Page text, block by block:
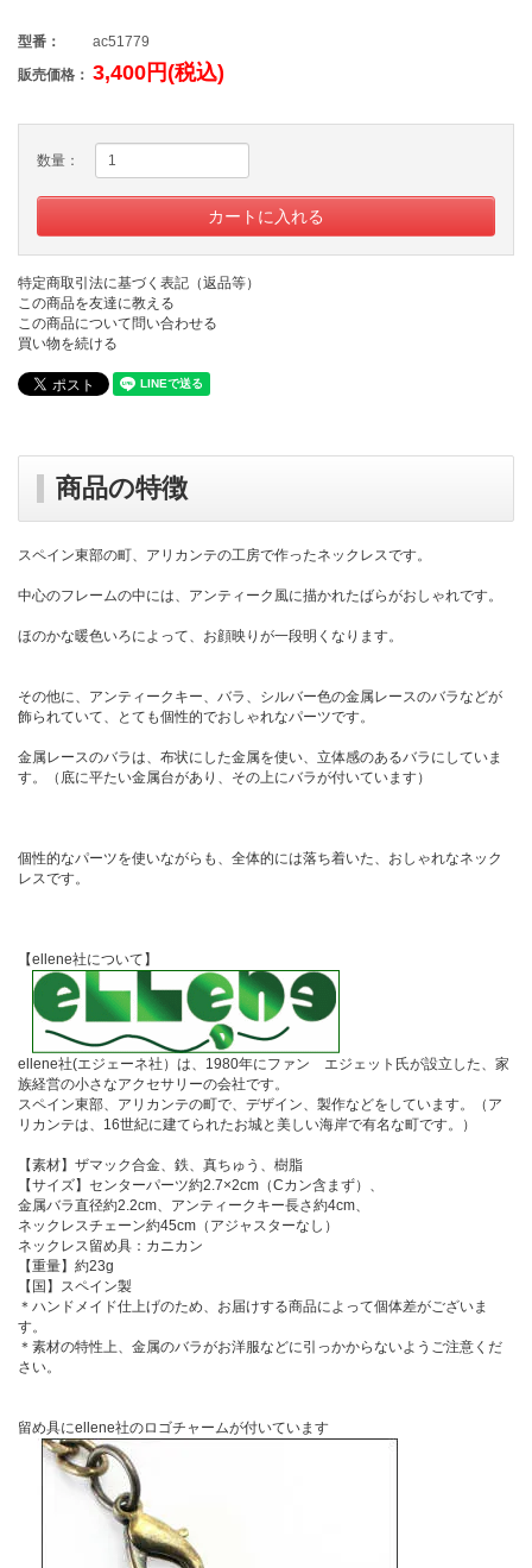
型番：
ac51779
販売価格： 3,400円(税込)
数量：
特定商取引法に基づく表記（返品等）
この商品を友達に教える
この商品について問い合わせる
買い物を続ける
商品の特徴
スペイン東部の町、アリカンテの工房で作ったネックレスです。
中心のフレームの中には、アンティーク風に描かれたばらがおしゃれです。
ほのかな暖色いろによって、お顔映りが一段明くなります。
その他に、アンティークキー、バラ、シルバー色の金属レースのバラなどが
飾られていて、とても個性的でおしゃれなパーツです。
金属レースのバラは、布状にした金属を使い、立体感のあるバラにしていま
す。（底に平たい金属台があり、その上にバラが付いています）
個性的なパーツを使いながらも、全体的には落ち着いた、おしゃれなネック
レスです。
【ellene社について】
ellene社(エジェーネ社）は、1980年にファン エジェット氏が設立した、家
族経営の小さなアクセサリーの会社です。
スペイン東部、アリカンテの町で、デザイン、製作などをしています。（ア
リカンテは、16世紀に建てられたお城と美しい海岸で有名な町です。）
【素材】ザマック合金、鉄、真ちゅう、樹脂
【サイズ】センターパーツ約2.7×2cm（Cカン含まず）、
金属バラ直径約2.2cm、アンティークキー長さ約4cm、
ネックレスチェーン約45cm（アジャスターなし）
ネックレス留め具：カニカン
【重量】約23g
【国】スペイン製
＊ハンドメイド仕上げのため、お届けする商品によって個体差がございま
す。
＊素材の特性上、金属のバラがお洋服などに引っかからないようご注意くだ
さい。
留め具にellene社のロゴチャームが付いています